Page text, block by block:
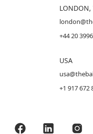
LONDON,
+44 20
USA
+1 917 672